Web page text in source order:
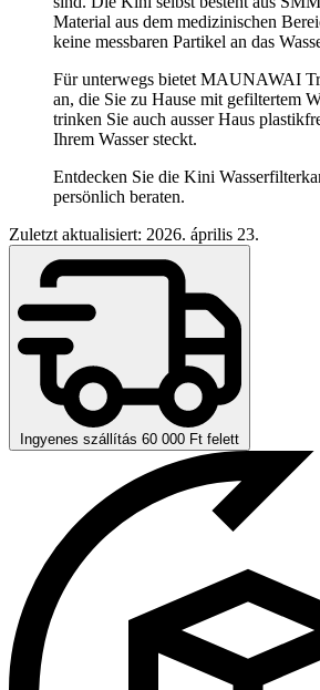
Material aus dem medizinischen
keine messbaren Partikel an das
Für unterwegs bietet MAUNAWAI
an, die Sie zu Hause mit gefiltertem
trinken Sie auch ausser Haus
Ihrem Wasser steckt.
Entdecken Sie die Kini
persönlich beraten.
Zuletzt aktualisiert: 2026. április 23.
Ingyenes szállítás 60 000 Ft felett